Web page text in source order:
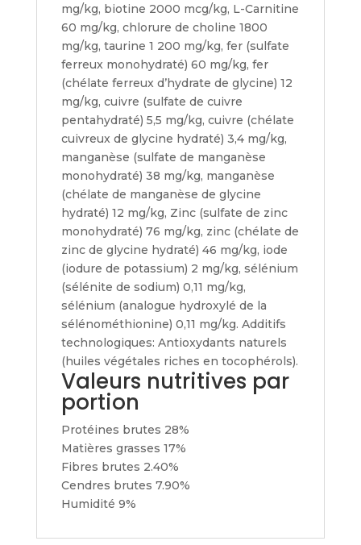
mg/kg, biotine 2000 mcg/kg, L-Carnitine
60 mg/kg, chlorure de choline 1800
mg/kg, taurine 1 200 mg/kg, fer (sulfate
ferreux monohydraté) 60 mg/kg, fer
(chélate ferreux d’hydrate de glycine) 12
mg/kg, cuivre (sulfate de cuivre
pentahydraté) 5,5 mg/kg, cuivre (chélate
cuivreux de glycine hydraté) 3,4 mg/kg,
manganèse (sulfate de manganèse
monohydraté) 38 mg/kg, manganèse
(chélate de manganèse de glycine
hydraté) 12 mg/kg, Zinc (sulfate de zinc
monohydraté) 76 mg/kg, zinc (chélate de
zinc de glycine hydraté) 46 mg/kg, iode
(iodure de potassium) 2 mg/kg, sélénium
(sélénite de sodium) 0,11 mg/kg,
sélénium (analogue hydroxylé de la
sélénométhionine) 0,11 mg/kg. Additifs
technologiques: Antioxydants naturels
(huiles végétales riches en tocophérols).
Valeurs nutritives par
portion
Protéines brutes 28%
Matières grasses 17%
Fibres brutes 2.40%
Cendres brutes 7.90%
Humidité 9%